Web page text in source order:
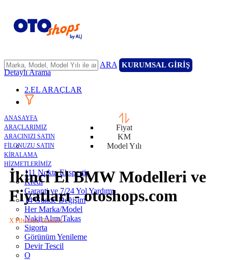
ARA KURUMSAL GİRİŞ
ANASAYFA
ARAÇLARIMIZ
ARACINIZI SATIN
FİLONUZU SATIN
KİRALAMA
HİZMETLERİMİZ
111 Nokta Ekspertiz
Kredi
Garanti ve 7/24 Yol Yardımı
14 Günde Değişim
Her Marka/Model
Nakit Alım/Takas
Sigorta
Görünüm Yenileme
Devir Tescil
Otoshops Mobil
Detaylı Arama
2.EL ARAÇLAR
Fiyat
KM
Model Yılı
İkinci El BMW Modelleri ve
Fiyatları - otoshops.com
X Filtreleri Temizle